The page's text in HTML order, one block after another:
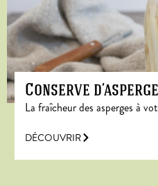
Conserve
La fraîcheur des asperges à
DÉCOUVRIR